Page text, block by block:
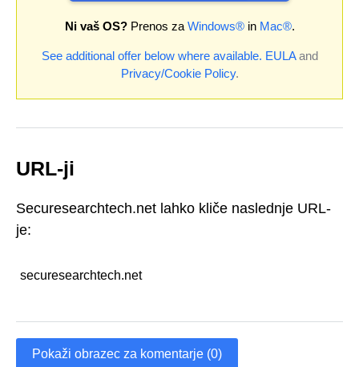
Ni vaš OS?Prenos za Windows®in Mac®.
See additional offer below where available. EULAand
Privacy/Cookie Policy.
URL-ji
Securesearchtech.net lahko kliče naslednje URL-
je:
securesearchtech.net
Pokaži obrazec za komentarje (0)